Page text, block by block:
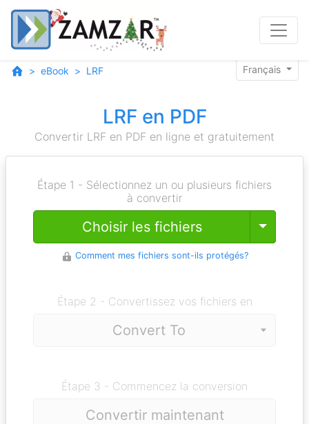
eBook LRF Français
LRF en PDF
Convertir LRF en PDF en ligne et gratuitement
Étape 1 - Sélectionnez un ou plusieurs fichiers
à convertir
Choisir les fichiers Toggle
Comment mes fichiers sont-ils protégés?
Étape 2 - Convertissez vos fichiers en
Étape 3 - Commencez la conversion
Convertir maintenant